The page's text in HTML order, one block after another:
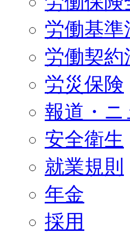
労働基準
労働契約
労災保険
報道・ニ
安全衛生
就業規則
年金
採用